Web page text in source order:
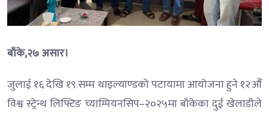
बाँके,२७ असार।
जुलाई १६ देखि १९ सम्म थाइल्याण्डको पटायामा आयोजना हुने १२औँ
विश्व स्ट्रेन्थ लिफ्टिङ च्याम्पियनसिप–२०२५मा बाँकेका दुई खेलाडीले